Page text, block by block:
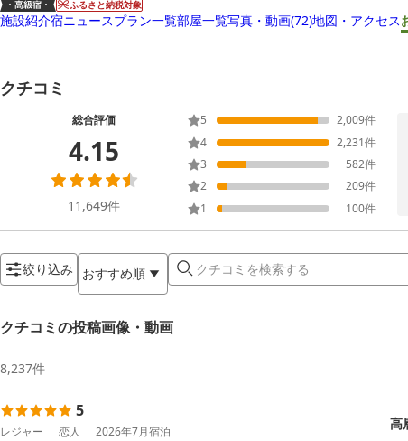
ふるさと納税対象
施設紹介宿ニュースプラン一覧部屋一覧写真・動画(72)地図・アクセス
クチコミ
総合評価
4.15
11,649件
5 2,009件
4
2,231件
3
582件
2
209件
1
100件
絞り込み おすすめ順
クチコミの投稿画像・動画
8,237件
5
レジャー 恋人 2026年7月宿泊 高